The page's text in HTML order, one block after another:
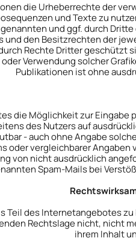
die Urheberrechte der
und Texte zu
und ggf. durch
den Besitzrechten der
Rechte Dritter
Verwendung solcher
Publikationen ist ohne
die Möglichkeit zur
des Nutzers auf
- auch ohne Angabe
oder vergleichbarer
von nicht ausdrücklich
Spam-Mails bei
Teil des Internetangebotes
Rechtslage nicht, nicht
ihrem Inhalt